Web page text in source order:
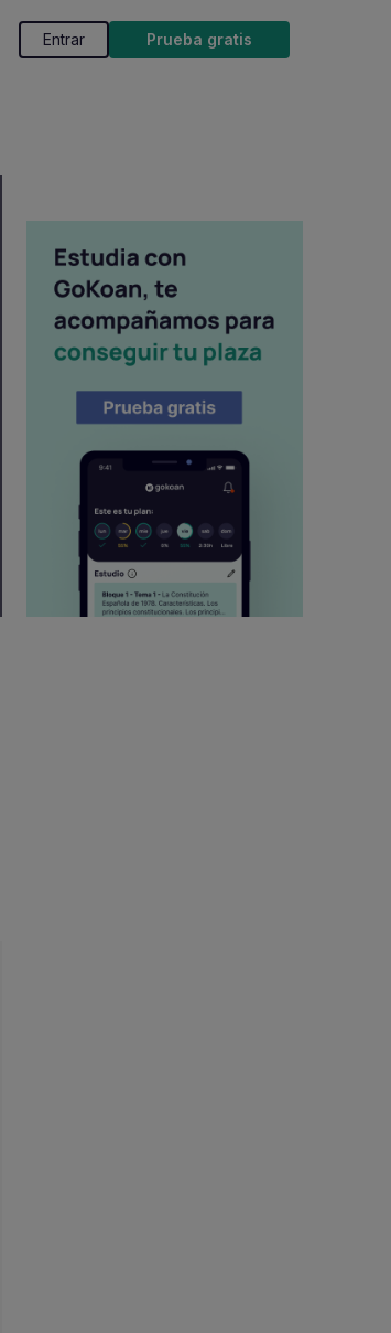
Entrar Prueba gratis